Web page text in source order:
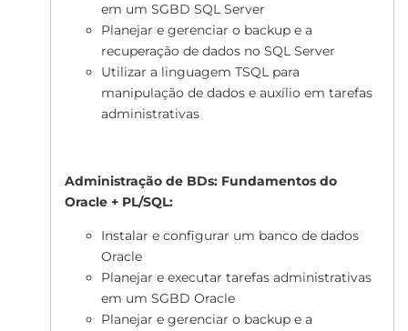
em um SGBD SQL Server
Planejar e gerenciar o backup e a
recuperação de dados no SQL Server
Utilizar a linguagem TSQL para
manipulação de dados e auxílio em tarefas
administrativas
Administração de BDs: Fundamentos do
Oracle + PL/SQL:
Instalar e configurar um banco de dados
Oracle
Planejar e executar tarefas administrativas
em um SGBD Oracle
Planejar e gerenciar o backup e a